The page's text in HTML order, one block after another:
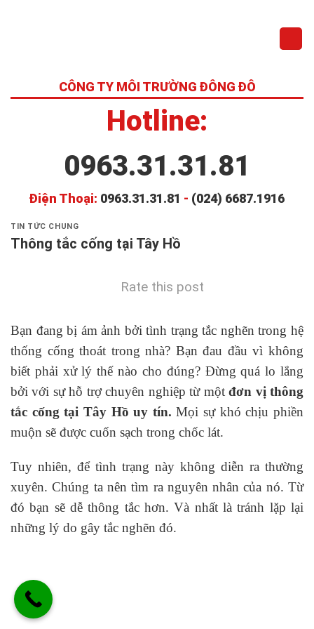
CÔNG TY MÔI TRƯỜNG ĐÔNG ĐÔ
Hotline:
0963.31.31.81
Điện Thoại: 0963.31.31.81 - (024) 6687.1916
TIN TỨC CHUNG
Thông tắc cống tại Tây Hồ
Rate this post
Bạn đang bị ám ảnh bởi tình trạng tắc nghẽn trong hệ
thống cống thoát trong nhà? Bạn đau đầu vì không
biết phải xử lý thế nào cho đúng? Đừng quá lo lắng
bởi với sự hỗ trợ chuyên nghiệp từ mộtđơn vị thông
tắc cống tại Tây Hồ uy tín. Mọi sự khó chịu phiền
muộn sẽ được cuốn sạch trong chốc lát.
Tuy nhiên, để tình trạng này không diễn ra thường
xuyên. Chúng ta nên tìm ra nguyên nhân của nó. Từ
đó bạn sẽ dễ thông tắc hơn. Và nhất là tránh lặp lại
những lý do gây tắc nghẽn đó.